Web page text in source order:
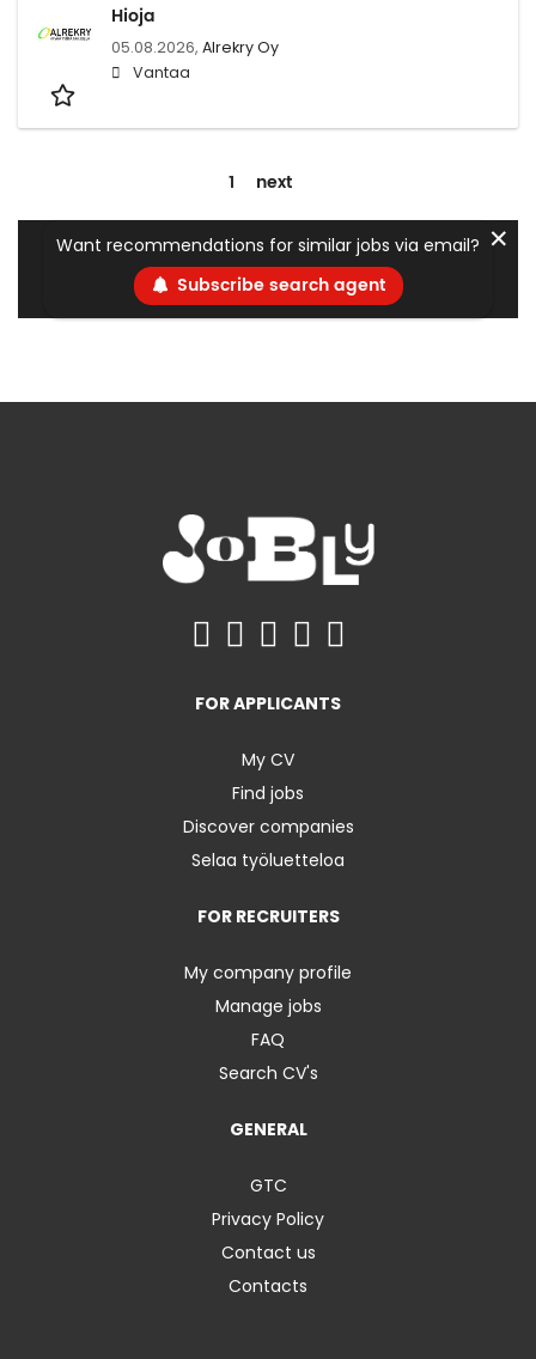
Hioja
05.08.2026, Alrekry Oy
Vantaa
1 next
Want recommendations for similar jobs via email?
Subscribe search agent
✕
FOR APPLICANTS
My CV
Find jobs
Discover companies
Selaa työluetteloa
FOR RECRUITERS
My company profile
Manage jobs
FAQ
Search CV's
GENERAL
GTC
Privacy Policy
Contact us
Contacts